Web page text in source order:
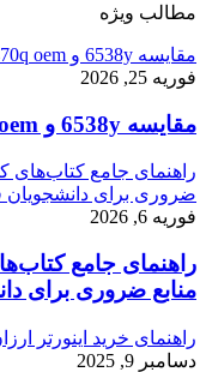
مطالب ویژه
مقایسه 6538y و intel xeon platinum 8470q oem
فوریه 25, 2026
مقایسه 6538y و intel xeon platinum 8470q oem
راهنمای جامع کتاب‌های
ضروری برای
فوریه 6, 2026
راهنمای جامع
منابع ضروری برای
راهنمای خرید اینورتر
دسامبر 9, 2025